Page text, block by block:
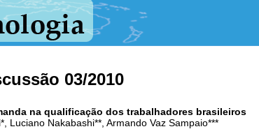
03/2010
na qualificação dos trabalhadores brasileiros
Luciano Nakabashi**, Armando Vaz Sampaio***